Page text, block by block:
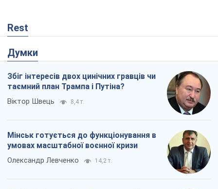
Rest
Думки
Збіг інтересів двох цинічних гравців чи
таємний план Трампа і Путіна?
Віктор Швець 8,4 т.
Мінськ готується до функціонування в
умовах масштабної воєнної кризи
Олександр Левченко 14,2 т.